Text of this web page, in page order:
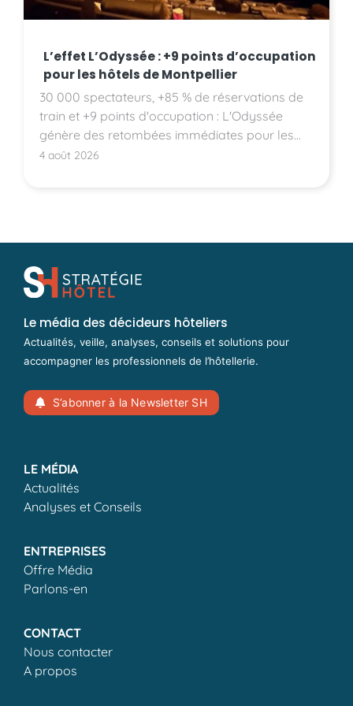
L’effet L’Odyssée : +9 points d’occupation
pour les hôtels de Montpellier
30 000 spectateurs, +85 % de réservations de
train et +9 points d'occupation : L'Odyssée
génère des retombées immédiates pour les
hôtels montpelliérains.
4 août 2026
Le média des décideurs hôteliers
Actualités, veille, analyses, conseils et solutions pour
accompagner les professionnels de l’hôtellerie.
S’abonner à la Newsletter SH
LE MÉDIA
Actualités
Analyses et Conseils
ENTREPRISES
Offre Média
Parlons-en
CONTACT
Nous contacter
A propos